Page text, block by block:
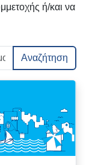
ή/και να
Αναζήτηση